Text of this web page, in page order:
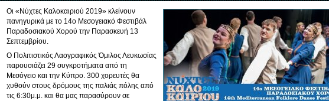
Οι «Νύχτες Καλοκαιριού 2019» κλείνουν
πανηγυρικά με το 14ο Μεσογειακό Φεστιβάλ
Παραδοσιακού Χορού την Παρασκευή 13
Σεπτεμβρίου.
Ο Πολιτιστικός Λαογραφικός Όμιλος Λευκωσίας
παρουσιάζει 29 συγκροτήματα από τη
Μεσόγειο και την Κύπρο. 300 χορευτές θα
χυθούν στους δρόμους της παλιάς πόλης από
τις 6:30μ.μ. και θα μας παρασύρουν σε